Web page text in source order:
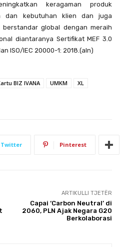
keragaman produk
dan kebutuhan klien dan juga
global dengan meraih
diantaranya Sertifikat MEF 3.0
ISO/IEC 20000-1: 2018.(aln)
BIZ IVANA UMKM
XL
Twitter Pinterest
ARTIKULLI TJETËR
Capai ‘Carbon Neutral’ di
2060, PLN Ajak Negara G20
Berkolaborasi